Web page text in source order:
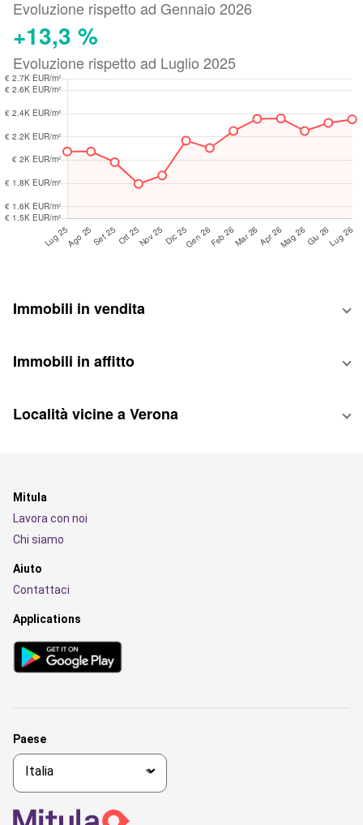
Evoluzione rispetto ad Gennaio 2026
+13,3 %
Evoluzione rispetto ad Luglio 2025
Immobili in vendita
Immobili in affitto
Località vicine a Verona
Mitula
Lavora con noi
Chi siamo
Aiuto
Contattaci
Applications
Paese